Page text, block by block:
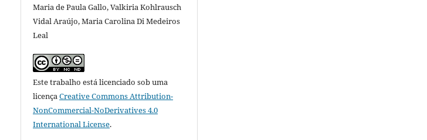
Maria de Paula Gallo, Valkiria Kohlrausch
Vidal Araújo, Maria Carolina Di Medeiros
Leal
Este trabalho está licenciado sob uma
licençaCreative Commons Attribution-
NonCommercial-NoDerivatives 4.0
International License.